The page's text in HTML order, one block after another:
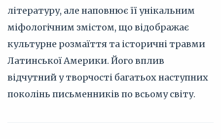
літературу, але наповнює її унікальним
міфологічним змістом, що відображає
культурне розмаїття та історичні травми
Латинської Америки. Його вплив
відчутний у творчості багатьох наступних
поколінь письменників по всьому світу.